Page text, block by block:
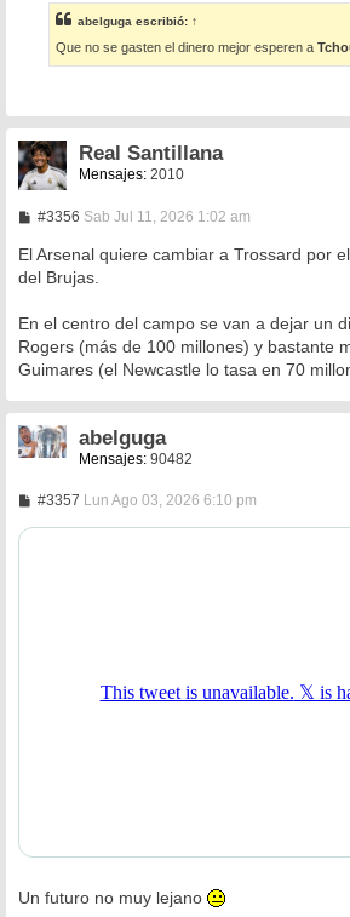
a
j
e
abelguga escribió: ↑
Que no se gasten el dinero mejor esperen a
Real Santillana
Mensajes: 2010
#3356M
n
a
e
Sab Jul 11, 2026 1:02 am
El Arsenal quiere cambiar a Trossard por
del Brujas.
En el centro del campo se van a dejar un
Rogers (más de 100 millones) y bastante
Guimares (el Newcastle lo tasa en 70
abelguga
Mensajes: 90482
#3357M
n
Lun Ago 03, 2026 6:10 pm
Un futuro no muy lejano